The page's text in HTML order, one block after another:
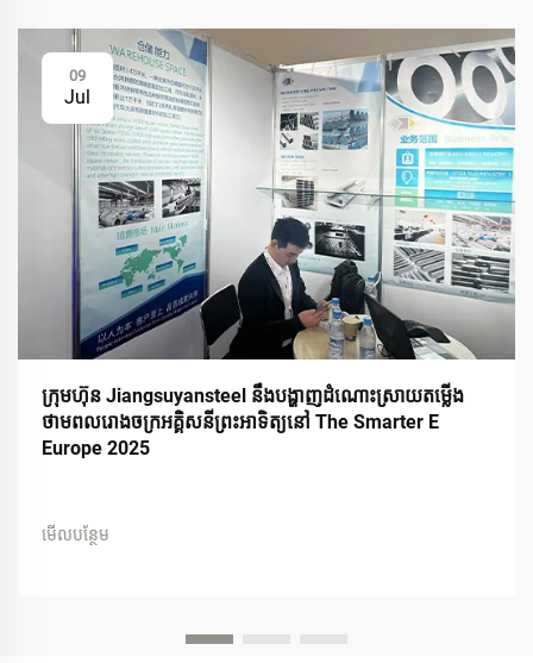
09
Jul
ក្រុមហ៊ុន Jiangsuyansteel នឹងបង្ហាញដំណោះស្រាយតម្លើង
ថាមពលរោងចក្រអគ្គិសនីព្រះអាទិត្យនៅ The Smarter E
Europe 2025
មើលបន្ថែម